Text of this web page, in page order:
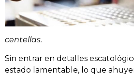
centellas.
Sin entrar en detalles
estado lamentable, lo que